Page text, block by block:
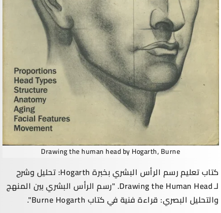
Drawing the human head by Hogarth, Burne
كتاب تعليم رسم الرأس البشري بخبرة Hogarth: تحليل وشرح
لـ Drawing the Human Head. "رسم الرأس البشري بين المنهج
والتحليل البصري: قراءة فنية في كتاب Burne Hogarth".